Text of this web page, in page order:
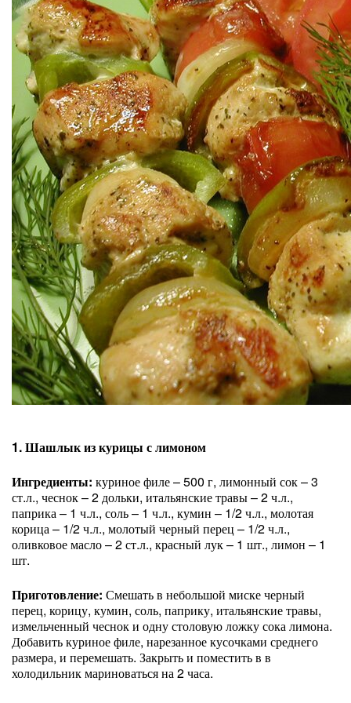
1. Шашлык из курицы с лимоном
Ингредиенты: куриное филе – 500 г, лимонный сок – 3
ст.л., чеснок – 2 дольки, итальянские травы – 2 ч.л.,
паприка – 1 ч.л., соль – 1 ч.л., кумин – 1/2 ч.л., молотая
корица – 1/2 ч.л., молотый черный перец – 1/2 ч.л.,
оливковое масло – 2 ст.л., красный лук – 1 шт., лимон – 1
шт.
Приготовление: Смешать в небольшой миске черный
перец, корицу, кумин, соль, паприку, итальянские травы,
измельченный чеснок и одну столовую ложку сока лимона.
Добавить куриное филе, нарезанное кусочками среднего
размера, и перемешать. Закрыть и поместить в в
холодильник мариноваться на 2 часа.